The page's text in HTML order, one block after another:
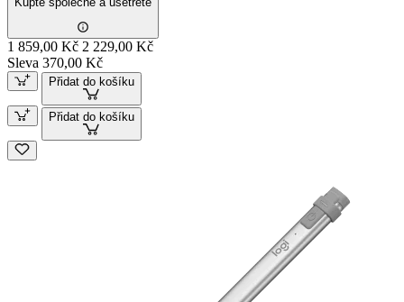
1 859,00 Kč 2 229,00 Kč
Sleva 370,00 Kč
Přidat do košíku
Přidat do košíku